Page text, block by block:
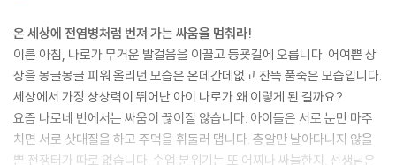
온 세상에 전염병처럼 번져 가는 싸움을 멈춰라!
이른 아침, 나로가 무거운 발걸음을 이끌고 등굣길에 오릅니다. 어여쁜 상
상을 몽글몽글 피워 올리던 모습은 온데간데없고 잔뜩 풀죽은 모습입니다.
세상에서 가장 상상력이 뛰어난 아이 나로가 왜 이렇게 된 걸까요?
요즘 나로네 반에서는 싸움이 끊이질 않습니다. 아이들은 서로 눈만 마주
치면 서로 삿대질을 하고 주먹을 휘둘러 댑니다. 총알만 날아다니지 않을
뿐 전쟁터가 따로 없습니다. 수업 분위기는 또 어찌나 싸늘한지. 선생님은